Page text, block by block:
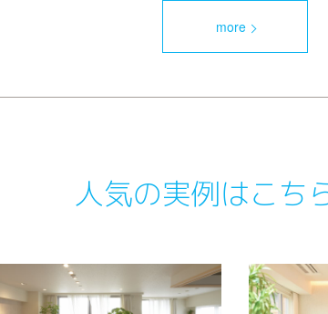
more
人気の実例はこち